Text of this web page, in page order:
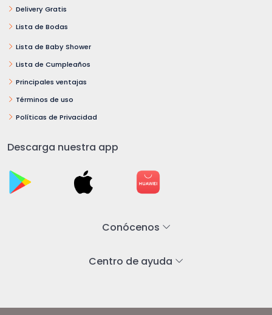
Delivery Gratis
Lista de Bodas
Lista de Baby Shower
Lista de Cumpleaños
Principales ventajas
Términos de uso
Políticas de Privacidad
Descarga nuestra app
Conócenos
Centro de ayuda